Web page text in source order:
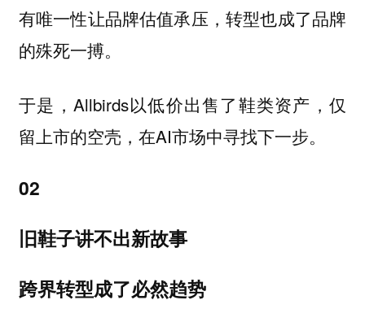
有唯一性让品牌估值承压，转型也成了品牌
的殊死一搏。
于是，Allbirds以低价出售了鞋类资产，仅
留上市的空壳，在AI市场中寻找下一步。
02
旧鞋子讲不出新故事
跨界转型成了必然趋势